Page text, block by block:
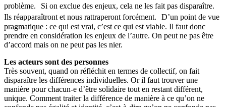
problème. Si on exclue des enjeux, cela ne les fait pas disparaître.
Ils réapparaîtront et nous rattraperont forcément. D’un point de vue
pragmatique : ce qui est vrai, c’est ce qui est viable. Il faut donc
prendre en considération les enjeux de l’autre. On peut ne pas être
d’accord mais on ne peut pas les nier.
Les acteurs sont des personnes
Très souvent, quand on réfléchit en termes de collectif, on fait
disparaître les différences individuelles. Or il faut trouver une
manière pour chacun-e d’être solidaire tout en restant différent,
unique. Comment traiter la différence de manière à ce qu’on ne